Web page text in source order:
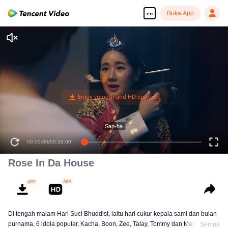
en Buka App
00:00:00/00:58:00
Rose In Da House
Di tengah malam Hari Suci Bhuddist, iaitu hari cukur kepala sami dan bulan
purnama, 6 idola popular, Kacha, Boon, Zee, Talay, Tommy dan Mark, tiba di
Semua